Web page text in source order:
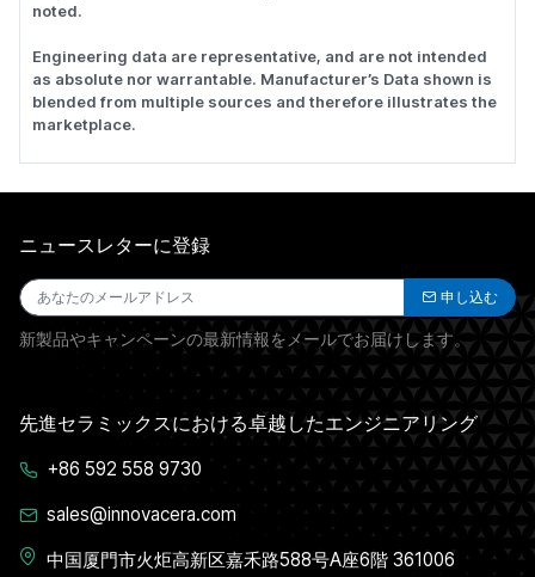
noted.
Engineering data are representative, and are not intended
as absolute nor warrantable. Manufacturer’s Data shown is
blended from multiple sources and therefore illustrates the
marketplace.
ニュースレターに登録
申し込む
新製品やキャンペーンの最新情報をメールでお届けします。
先進セラミックスにおける卓越したエンジニアリング
+86 592 558 9730
sales@innovacera.com
中国厦門市火炬高新区嘉禾路588号A座6階 361006